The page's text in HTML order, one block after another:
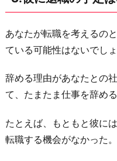
出
会
い
な
い
5.
新
あなたが転職を考えるの
ている可能性はないでし
辞める理由があなたとの
て、たまたま仕事を辞め
たとえば、もともと彼に
転職する機会がなかった。